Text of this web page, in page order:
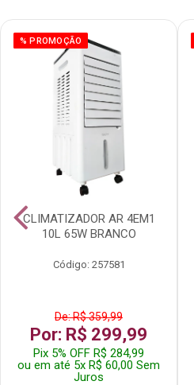
% PROMOÇÃO
CLIMATIZADOR AR 4EM1
10L 65W BRANCO
Código: 257581
De: R$ 359,99
Por: R$ 299,99
Pix 5% OFF R$ 284,99
ou em até 5x R$ 60,00 Sem
Juros